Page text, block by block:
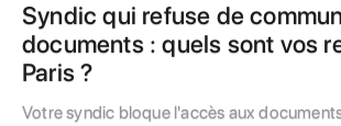
Syndic qui refuse de
documents : quels sont vos
Paris ?
Votre syndic bloque l'accès aux